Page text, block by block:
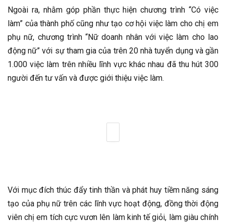
Ngoài ra, nhằm góp phần thực hiện chương trình “Có việc
làm” của thành phố cũng như tạo cơ hội việc làm cho chị em
phụ nữ, chương trình “Nữ doanh nhân với việc làm cho lao
động nữ” với sự tham gia của trên 20 nhà tuyển dụng và gần
1.000 việc làm trên nhiều lĩnh vực khác nhau đã thu hút 300
người đến tư vấn và được giới thiệu việc làm.
Với mục đích thúc đẩy tinh thần và phát huy tiềm năng sáng
tạo của phụ nữ trên các lĩnh vực hoạt động, đồng thời động
viên chị em tích cực vươn lên làm kinh tế giỏi, làm giàu chính